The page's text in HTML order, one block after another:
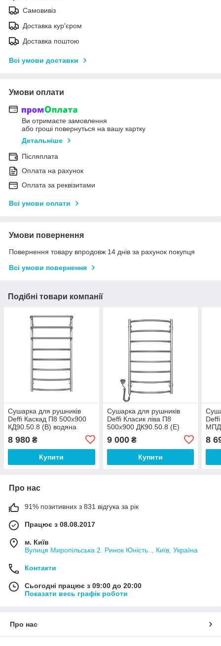
Самовивіз
Доставка кур'єром
Доставка поштою
Всі умови доставки
Умови оплати
Ви отримаєте замовлення
або гроші повернуться на вашу картку
Детальніше
Післяплата
Оплата на рахунок
Оплата за реквізитами
Всі умови оплати
Умови повернення
Повернення товару впродовж 14 днів за рахунок покупця
Всі умови повернення
Подібні товари компанії
Сушарка для рушників
Deffi Каскад П8 500x900
КД90.50.8 (В) водяна
8 980 ₴
Купити
Сушарка для рушників
Deffi Класик ліва П8
500x900 ДК90.50.8 (Е)
9 000₴
Купити
8
Про нас
91% позитивних з 831 відгука за рік
Працює з 08.08.2017
м. Київ
Вулиця Миропільська 2. Ринок Юність ., Київ, Україна
Контакти
Сьогодні працює з 09:00 до 20:00
Показати весь графік роботи
Про нас